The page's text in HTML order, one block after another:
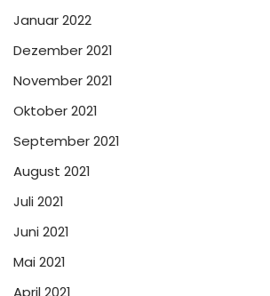
Januar 2022
Dezember 2021
November 2021
Oktober 2021
September 2021
August 2021
Juli 2021
Juni 2021
Mai 2021
April 2021